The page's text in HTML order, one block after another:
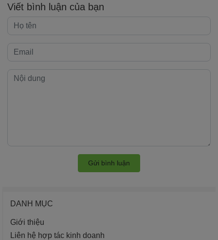
Viết bình luận của bạn
Gửi bình luận
DANH MỤC
Giới thiệu
Liên hệ hợp tác kinh doanh